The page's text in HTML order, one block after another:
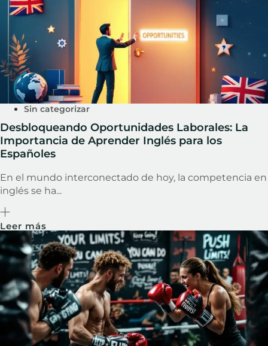
Sin categorizar
Desbloqueando Oportunidades Laborales: La
Importancia de Aprender Inglés para los
Españoles
En el mundo interconectado de hoy, la competencia en
inglés se ha...
Leer más